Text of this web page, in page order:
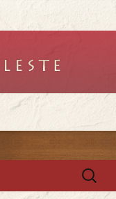
ッスリー
チ・ディ
ーセレス
検